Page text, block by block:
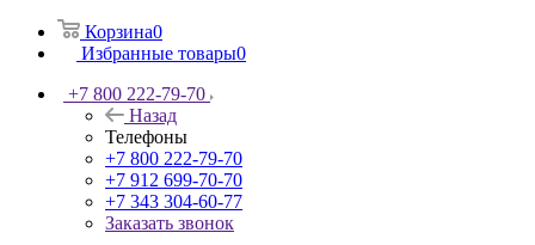
Корзина0
Избранные товары0
+7 800 222-79-70
Назад
Телефоны
+7 800 222-79-70
+7 912 699-70-70
+7 343 304-60-77
Заказать звонок